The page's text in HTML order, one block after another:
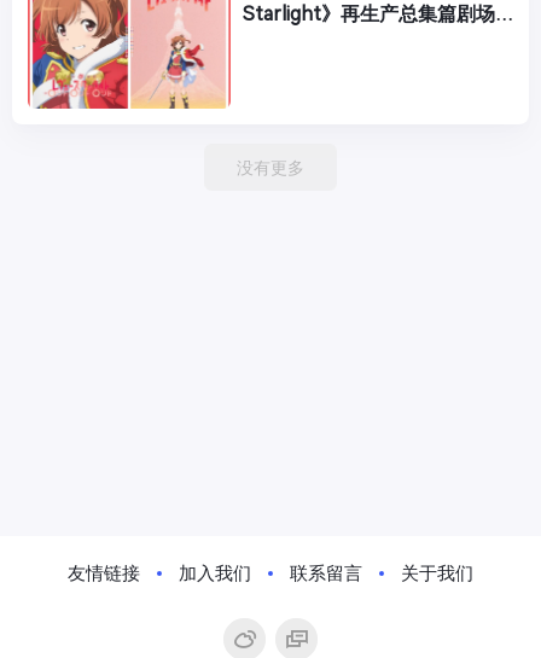
Starlight》再生产总集篇剧场
没有更多
友情链接 加入我们 联系留言 关于我们